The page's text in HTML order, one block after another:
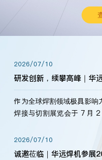
2026/07/10
研发创新，续攀高峰｜华
作为全球焊割领域极具影响
焊接与切割展览会于 7 月
标准，持之以恒研发新产
海内外客户为目睹公司发
2026/07/10
诚邀莅临｜华远焊机参展